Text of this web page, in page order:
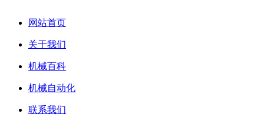
网站首页
关于我们
机械百科
机械自动化
联系我们